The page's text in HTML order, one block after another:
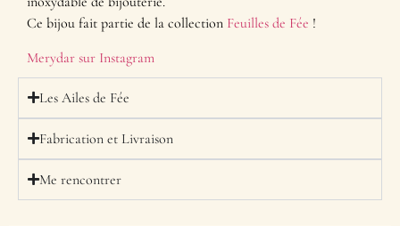
Ce bijou fait partie de la collection Feuilles de Fée !
Merydar sur Instagram
Les Ailes de Fée
Fabrication et Livraison
Me rencontrer